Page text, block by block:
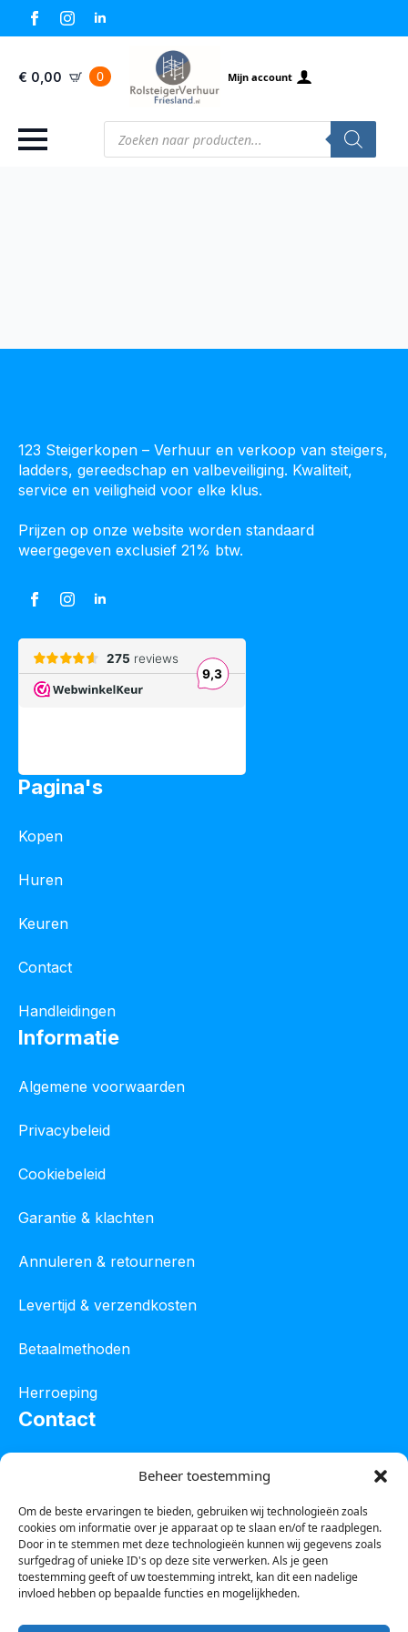
Beheer toestemming
Om de beste ervaringen te bieden, gebruiken wij technologieën zoals
cookies om informatie over je apparaat op te slaan en/of te raadplegen.
Door in te stemmen met deze technologieën kunnen wij gegevens zoals
surfgedrag of unieke ID's op deze site verwerken. Als je geen
toestemming geeft of uw toestemming intrekt, kan dit een nadelige
invloed hebben op bepaalde functies en mogelijkheden.
€ 0,00 0 Mijn account
Producten
zoeken
123 Steigerkopen – Verhuur en verkoop van steigers,
ladders, gereedschap en valbeveiliging. Kwaliteit,
service en veiligheid voor elke klus.
Prijzen op onze website worden standaard
weergegeven exclusief 21% btw.
Pagina's
Kopen
Huren
Keuren
Contact
Handleidingen
Informatie
Algemene voorwaarden
Privacybeleid
Cookiebeleid
Garantie & klachten
Annuleren & retourneren
Levertijd & verzendkosten
Betaalmethoden
Herroeping
Contact
Tel :0850601800
Whatsapp : 0623388306